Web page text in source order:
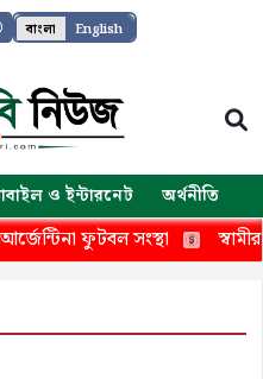
বাংলা English
ও ইন্টারনেট অর্থনীতি
ফুটবল সংস্থা স্বামীর